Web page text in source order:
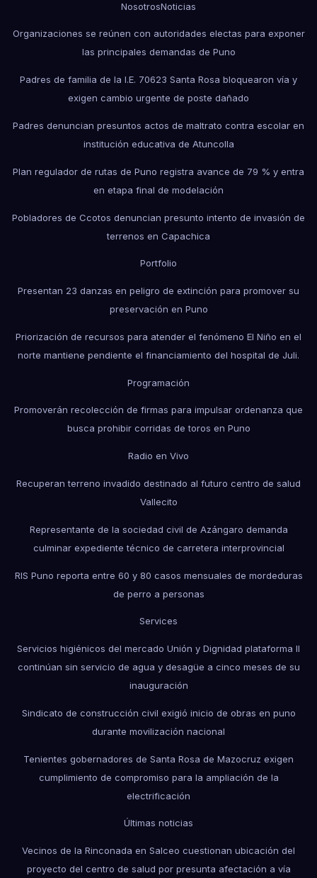
NosotrosNoticias
Organizaciones se reúnen con autoridades electas para exponer
las principales demandas de Puno
Padres de familia de la I.E. 70623 Santa Rosa bloquearon vía y
exigen cambio urgente de poste dañado
Padres denuncian presuntos actos de maltrato contra escolar en
institución educativa de Atuncolla
Plan regulador de rutas de Puno registra avance de 79 % y entra
en etapa final de modelación
Pobladores de Ccotos denuncian presunto intento de invasión de
terrenos en Capachica
Portfolio
Presentan 23 danzas en peligro de extinción para promover su
preservación en Puno
Priorización de recursos para atender el fenómeno El Niño en el
norte mantiene pendiente el financiamiento del hospital de Juli.
Programación
Promoverán recolección de firmas para impulsar ordenanza que
busca prohibir corridas de toros en Puno
Radio en Vivo
Recuperan terreno invadido destinado al futuro centro de salud
Vallecito
Representante de la sociedad civil de Azángaro demanda
culminar expediente técnico de carretera interprovincial
RIS Puno reporta entre 60 y 80 casos mensuales de mordeduras
de perro a personas
Services
Servicios higiénicos del mercado Unión y Dignidad plataforma II
continúan sin servicio de agua y desagüe a cinco meses de su
inauguración
Sindicato de construcción civil exigió inicio de obras en puno
durante movilización nacional
Tenientes gobernadores de Santa Rosa de Mazocruz exigen
cumplimiento de compromiso para la ampliación de la
electrificación
Últimas noticias
Vecinos de la Rinconada en Salceo cuestionan ubicación del
proyecto del centro de salud por presunta afectación a vía